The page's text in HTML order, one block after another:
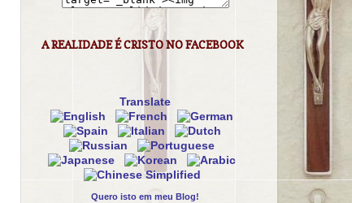
A REALIDADE É CRISTO NO FACEBOOK
Translate
Quero isto em meu Blog!